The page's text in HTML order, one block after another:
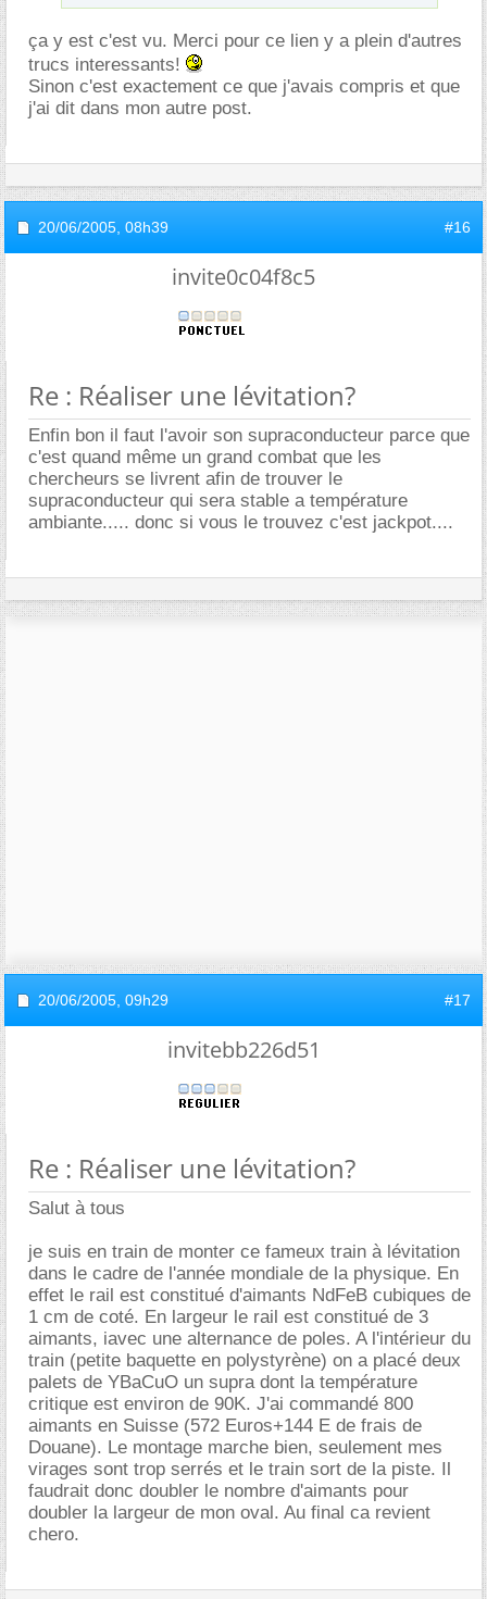
ça y est c'est vu. Merci pour ce lien y a plein d'autres
trucs interessants!
Sinon c'est exactement ce que j'avais compris et que
j'ai dit dans mon autre post.
20/06/2005, 08h39 #16
invite0c04f8c5
Re : Réaliser une lévitation?
Enfin bon il faut l'avoir son supraconducteur parce que
c'est quand même un grand combat que les
chercheurs se livrent afin de trouver le
supraconducteur qui sera stable a température
ambiante..... donc si vous le trouvez c'est jackpot....
20/06/2005, 09h29 #17
invitebb226d51
Re : Réaliser une lévitation?
Salut à tous
je suis en train de monter ce fameux train à lévitation
dans le cadre de l'année mondiale de la physique. En
effet le rail est constitué d'aimants NdFeB cubiques de
1 cm de coté. En largeur le rail est constitué de 3
aimants, iavec une alternance de poles. A l'intérieur du
train (petite baquette en polystyrène) on a placé deux
palets de YBaCuO un supra dont la température
critique est environ de 90K. J'ai commandé 800
aimants en Suisse (572 Euros+144 E de frais de
Douane). Le montage marche bien, seulement mes
virages sont trop serrés et le train sort de la piste. Il
faudrait donc doubler le nombre d'aimants pour
doubler la largeur de mon oval. Au final ca revient
chero.